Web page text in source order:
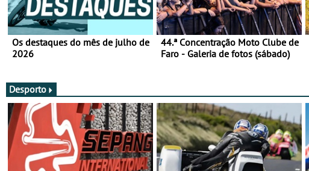
Os destaques do mês de julho de
2026
44.ª Concentração Moto Clube de
Faro - Galeria de fotos (sábado)
Desporto